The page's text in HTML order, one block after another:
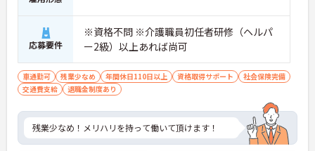
応募要件
※資格不問 ※介護職員初任者研修（ヘルパ
ー2級）以上あれば尚可
車通勤可 残業少なめ 年間休日110日以上 資格取得サポート
社会保険完備
交通費支給
退職金制度あり
残業少なめ！メリハリを持って働いて頂けます！